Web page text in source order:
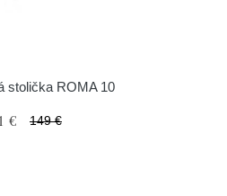
stolička ROMA 10
€ 149 €